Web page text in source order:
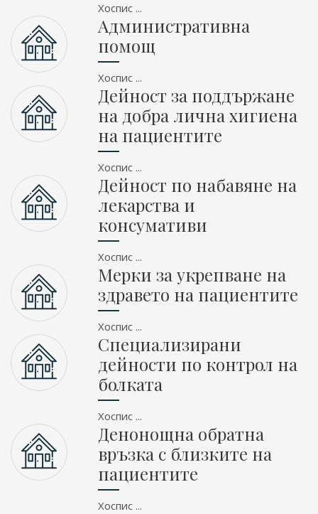
Хоспис ...
Административна
помощ
Хоспис ...
Дейност за поддържане
на добра лична хигиена
на пациентите
Хоспис ...
Дейност по набавяне на
лекарства и
консумативи
Хоспис ...
Мерки за укрепване на
здравето на пациентите
Хоспис ...
Специализирани
дейности по контрол на
болката
Хоспис ...
Денонощна обратна
връзка с близките на
пациентите
Хоспис ...